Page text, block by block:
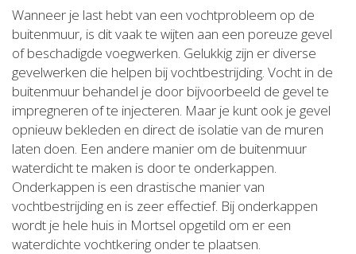
Wanneer je last hebt van een vochtprobleem op de
buitenmuur, is dit vaak te wijten aan een poreuze gevel
of beschadigde voegwerken. Gelukkig zijn er diverse
gevelwerken die helpen bij vochtbestrijding. Vocht in de
buitenmuur behandel je door bijvoorbeeld de gevel te
impregneren of te injecteren. Maar je kunt ook je gevel
opnieuw bekleden en direct de isolatie van de muren
laten doen. Een andere manier om de buitenmuur
waterdicht te maken is door te onderkappen.
Onderkappen is een drastische manier van
vochtbestrijding en is zeer effectief. Bij onderkappen
wordt je hele huis in Mortsel opgetild om er een
waterdichte vochtkering onder te plaatsen.